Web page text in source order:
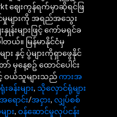
ဈေးကွန်ရက်မှာဆိုရင်ဖြ
များကို အရည်အသွေး
းများဖြင့် ကော်မရှင်ခ
တယ်။ မြန်မာနိုင်ငံမှ
ား နှင့် ပွဲများကိုရှာဖွေနိုင်
မှနေ့စဥ် ထောင်ပေါင်း
ဝယ်သူများသည်ကားအ
ရုံးခန်းများ, သိုလှောင်ရုံများ
အရောင်း/အငှား, လျှပ်စစ်
ား, ဝန်ဆောင်မှုလုပ်ငန်း